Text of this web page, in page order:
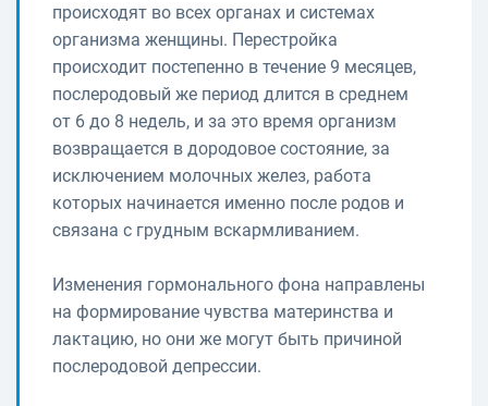
происходят во всех органах и системах
организма женщины. Перестройка
происходит постепенно в течение 9 месяцев,
послеродовый же период длится в среднем
от 6 до 8 недель, и за это время организм
возвращается в дородовое состояние, за
исключением молочных желез, работа
которых начинается именно после родов и
связана с грудным вскармливанием.
Изменения гормонального фона направлены
на формирование чувства материнства и
лактацию, но они же могут быть причиной
послеродовой депрессии.